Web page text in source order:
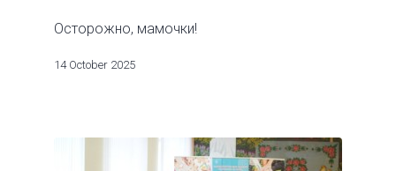
Осторожно, мамочки!
14 October 2025